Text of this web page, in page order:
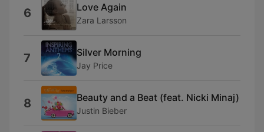
6 Love Again
Zara Larsson
7 Silver Morning
Jay Price
8 Beauty and a Beat (feat. Nicki Minaj)
Justin Bieber